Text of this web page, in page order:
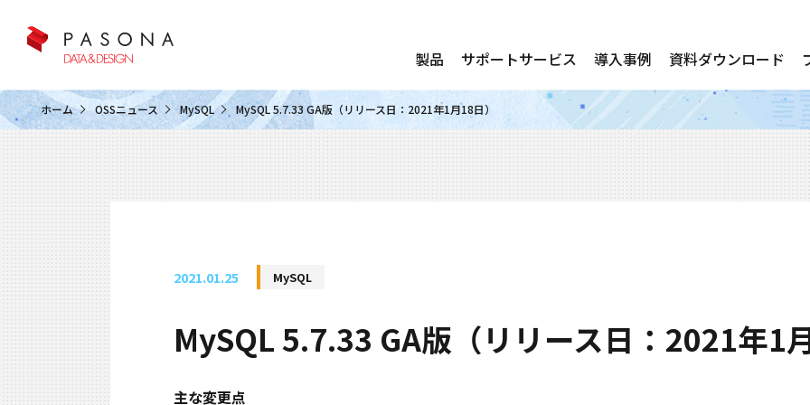
製品 サポートサービス 導入事例 資料ダウンロード
ホーム OSSニュース MySQL MySQL 5.7.33 GA版（リリース日：2021年1月18日）
2021.01.25 MySQL
MySQL 5.7.33 GA版（リリース日：2021年1
主な変更点